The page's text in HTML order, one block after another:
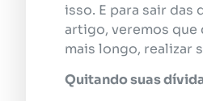
isso. E para sair das
artigo, veremos que
mais longo, realizar
Quitando suas